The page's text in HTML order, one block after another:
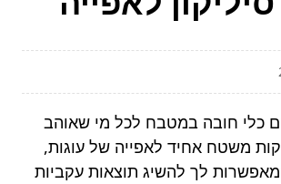
כלי חובה במטבח לכל מי שאוהב
משטח אחיד לאפייה של עוגות,
לך להשיג תוצאות עקביות